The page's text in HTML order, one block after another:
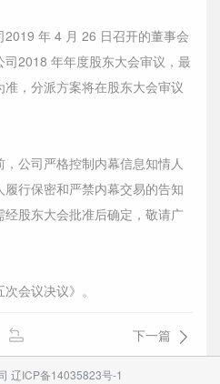
年 4 月 26 日召开的董事会
2018 年年度股东大会审议，最
，分派方案将在股东大会审议
公司严格控制内幕信息知情人
行保密和严禁内幕交易的告知
经股东大会批准后确定，敬请广
会议决议》。
下一篇
辽ICP备14035823号-1